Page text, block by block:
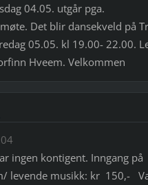
04.05. utgår pga.
Det blir dansekveld på
05.05. kl 19.00- 22.00.
Hveem. Velkommen
ingen kontigent. Inngang på
levende musikk: kr 150,-